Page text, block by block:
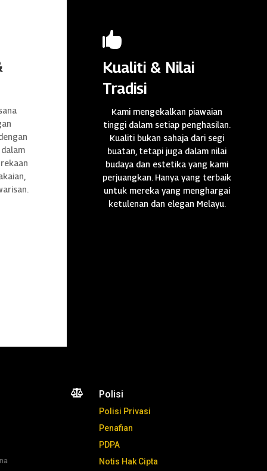

Kualiti & Nilai
Tradisi
Kami mengekalkan piawaian
tinggi dalam setiap penghasilan.
Kualiti bukan sahaja dari segi
buatan, tetapi juga dalam nilai
budaya dan estetika yang kami
perjuangkan. Hanya yang terbaik
untuk mereka yang menghargai
ketulenan dan elegan Melayu.
 Polisi
Polisi Privasi
Penafian
PDPA
Notis Hak Cipta